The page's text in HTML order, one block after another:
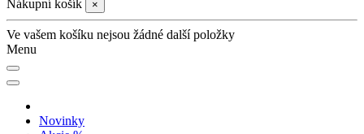
Nákupní košík
×
Ve vašem košíku nejsou žádné další položky
Menu
Novinky